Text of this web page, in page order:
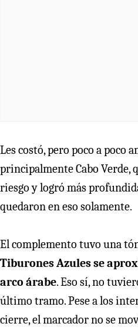
Les costó, pero poco a poco
principalmente Cabo
riesgo y logró más
quedaron en eso solamente.
El complemento tuvo una
Tiburones Azules se
arco árabe. Eso sí, no
último tramo. Pese a los
cierre, el marcador no se